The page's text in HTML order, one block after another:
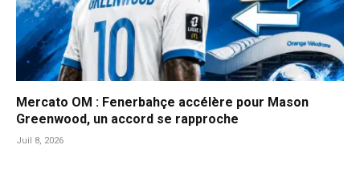
Mercato OM : Fenerbahçe accélère pour Mason
Greenwood, un accord se rapproche
Juil 8, 2026